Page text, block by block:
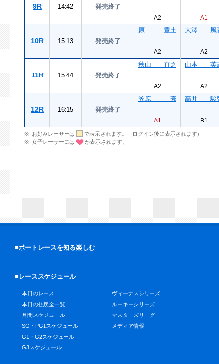
9R 14:42 発売終了
A2 A1
10R 15:13 発売終了
原 豊土
A2
大澤 風
A2
11R 15:44 発売終了
秋山 直之
A2
山本 英
A2
12R 16:15 発売終了
笠原 亮
A1
高井 駿
B1
お好みレーサーは
で表示されます。（ログイン後に表示されます）
女子レーサーには
が表示されます。
■ボートレースを知る楽しむ
■レーススケジュール
本日のレース
本日の払戻金一覧
月間スケジュール
SG・PG1スケジュール
G1・G2スケジュール
G3スケジュール
ヴィーナスシリーズ
ルーキーシリーズ
マスターズリーグ
メディア情報